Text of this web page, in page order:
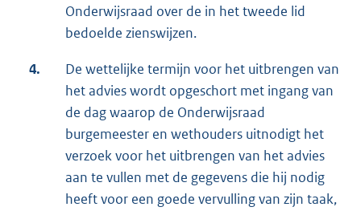
Onderwijsraad over de in het tweede lid
bedoelde zienswijzen.
4.
De wettelijke termijn voor het uitbrengen van
het advies wordt opgeschort met ingang van
de dag waarop de Onderwijsraad
burgemeester en wethouders uitnodigt het
verzoek voor het uitbrengen van het advies
aan te vullen met de gegevens die hij nodig
heeft voor een goede vervulling van zijn taak,